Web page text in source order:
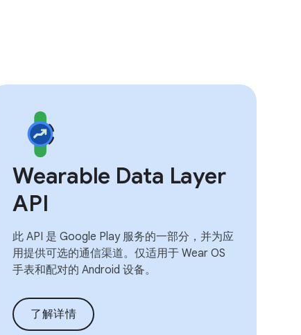
Wearable Data Layer
API
此 API 是 Google Play 服务的一部分，并为应
用提供可选的通信渠道。仅适用于 Wear OS
手表和配对的 Android 设备。
了解详情